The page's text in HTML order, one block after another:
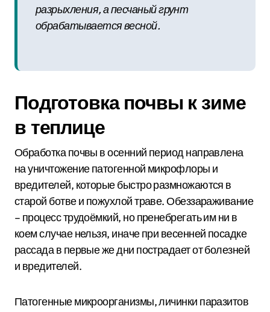
разрыхления, а песчаный грунт
обрабатывается весной.
Подготовка почвы к зиме
в теплице
Обработка почвы в осенний период направлена
на уничтожение патогенной микрофлоры и
вредителей, которые быстро размножаются в
старой ботве и пожухлой траве. Обеззараживание
– процесс трудоёмкий, но пренебрегать им ни в
коем случае нельзя, иначе при весенней посадке
рассада в первые же дни пострадает от болезней
и вредителей.
Патогенные микроорганизмы, личинки паразитов